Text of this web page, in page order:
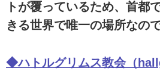
トが覆っているため、首都
きる世界で唯一の場所なので
◆ハトルグリムス教会（